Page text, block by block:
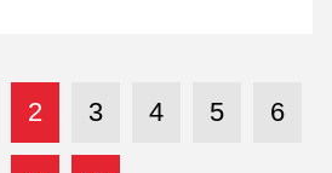
關？ 而他所遇見的這群「櫟
樣的能力，能否穿透時代的黑
2 3 4 5 6